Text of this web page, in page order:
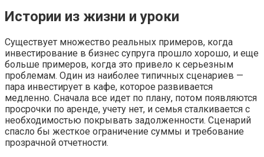
Истории из жизни и уроки
Существует множество реальных примеров, когда
инвестирование в бизнес супруга прошло хорошо, и еще
больше примеров, когда это привело к серьезным
проблемам. Один из наиболее типичных сценариев —
пара инвестирует в кафе, которое развивается
медленно. Сначала все идет по плану, потом появляются
просрочки по аренде, учету нет, и семья сталкивается с
необходимостью покрывать задолженности. Сценарий
спасло бы жесткое ограничение суммы и требование
прозрачной отчетности.